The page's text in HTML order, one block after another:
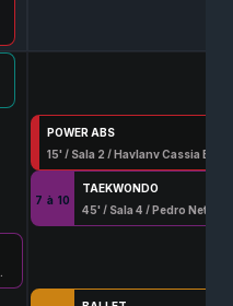
POWER ABS
15' / Sala 2 /Haylany Cassia Esilva
TAEKWONDO
7 à 10
45' / Sala 4 /Pedro Neto